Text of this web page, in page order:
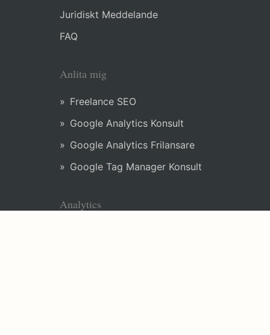
Juridiskt Meddelande
FAQ
Anlita mig
Freelance SEO
Google Analytics Konsult
Google Analytics Frilansare
Google Tag Manager Konsult
Analytics